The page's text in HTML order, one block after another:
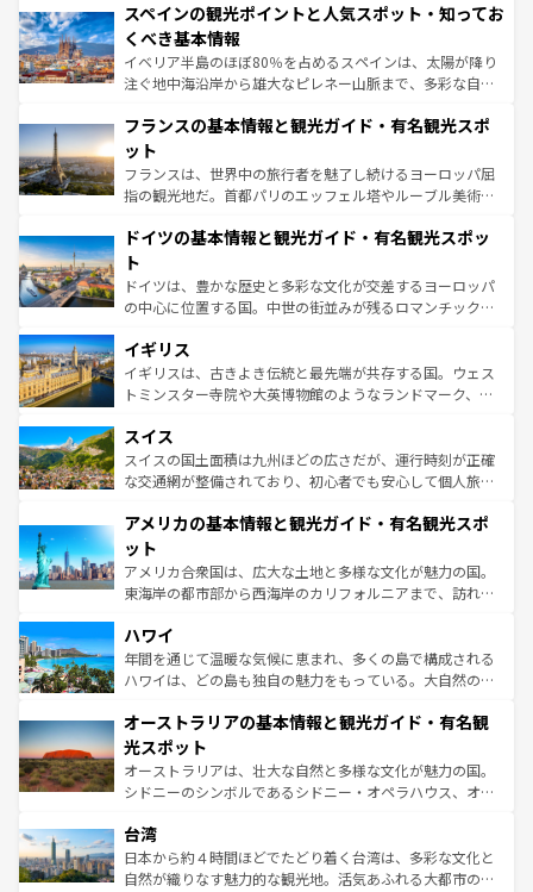
ろん、トスカーナの美しい田園風景やアマルフィ海岸の絶
景など、自然景観も見逃せない。観光の合間には、本場の
ピザやパスタなど、絶品のイタリア料理を堪能することも
できる。朝目覚めてから夜眠るまで、すべての瞬間を楽し
なお、新着のイタリア情報はコンテンツ一覧を参照してほ
しい。
スペインの観光ポイントと人気スポット・知ってお
くべき基本情報
イベリア半島のほぼ80％を占めるスペインは、太陽が降り
注ぐ地中海沿岸から雄大なピレネー山脈まで、多彩な自然
文化が根付くこの国では、情熱的なフラメンコ、熱気あふ
れる闘牛、そして美味しいタパスが生活の一部となってい
る。首都マドリードの洗練された雰囲気や、バルセロナの
アートに溢れた街角から、地方では古代ローマ遺跡や中世
せる。地方によって風土や気候が異なるスペインはその個
ンテンツ一覧 を参照してほしい。
フランスの基本情報と観光ガイド・有名観光スポ
ット
フランスは、世界中の旅行者を魅了し続けるヨーロッパ屈
指の観光地だ。首都パリのエッフェル塔やルーブル美術館
で、幅広い魅力が詰まっている。華麗な宮殿、歴史的な大
聖堂、美しいビーチ、そして豊かな自然が、訪れる者を心
から魅了する。また、フランスは美食の国としても知ら
れ、フランス料理はユネスコ無形文化遺産にも登録されて
香り高いラベンダー畑など、多彩な楽しみ方が可能だ。さ
らに、パリ以外の地域にも魅力が溢れており、どの街角に
も豊かな歴史と文化が息づいている。パリ以外の個性あふ
を参照してほしい。
ドイツの基本情報と観光ガイド・有名観光スポッ
ト
ドイツは、豊かな歴史と多彩な文化が交差するヨーロッパ
の中心に位置する国。中世の街並みが残るロマンチック街
顔を持つこの国は、どこを歩いても飽きることがない。ベ
ルリンの文化的活気、バイエルン州のアルプスの絶景、そ
してライン川沿いのワイン畑といった風景は必見。ビール
は、お酒好きな人にはぜひ体験してほしい。 なお、新着の
ドイツ情報はコンテンツ一覧を参照してほしい。
イギリス
イギリスは、古きよき伝統と最先端が共存する国。ウェス
トミンスター寺院や大英博物館のようなランドマーク、歴
リアごとに異なる魅力がある。また、優雅なアフタヌーン
ティー、ビール好きにはたまらない英国パブ、サッカー観
戦など、本場だからこそできる体験も豊富。イギリスを旅
ンツ一覧を参照してほしい。
スイス
スイスの国土面積は九州ほどの広さだが、運行時刻が正確
な交通網が整備されており、初心者でも安心して個人旅行
の建物がそのまま残る町や、スイスならではのユニークな
博物館もあり、アルプス観光だけでなく町歩きも満喫する
ことができる。国民の所得が高いため物価も高いが、旅行
者向けの交通パス提供のサービスもあり、うまく活用すれ
着のスイス情報は
アメリカの基本情報と観光ガイド・有名観光スポ
ット
アメリカ合衆国は、広大な土地と多様な文化が魅力の国。
東海岸の都市部から西海岸のカリフォルニアまで、訪れる
のような巨大都市は、観光、ショッピング、エンターテイ
ンメントが詰まった刺激的なスポットだ。一方、アメリカ
西部には大自然が広がり、グランドキャニオンやイエロー
部のニューオーリンズでは、音楽と美食が融合した独特の
文化が魅力。旅行者はアメリカの各地域で異なる魅力を楽
しみながら、その多様性と豊かな歴史を感じることができ
るだろう。車でのロードトリップや列車の旅も、アメリカ
情報は
ハワイ
年間を通じて温暖な気候に恵まれ、多くの島で構成される
ハワイは、どの島も独自の魅力をもっている。大自然の神
ワイ島は見逃せない。また、定番の観光地といえばオアフ
島だが、静かな自然を求めるならマウイ島やカウアイ島が
おすすめ。エメラルドグリーンに輝く海をはじめ、豊かな
文化や歴史が息づいている。「アロハスピリット」と呼ば
人々、おいしいローカルフードやハワイアンミュージッ
ク、伝統的なフラダンスなど、すべてがハワイの魅力を彩
っている。訪れるたびに新しい発見と感動が待っているハ
オーストラリアの基本情報と観光ガイド・有名観
光スポット
オーストラリアは、壮大な自然と多様な文化が魅力の国。
シドニーのシンボルであるシドニー・オペラハウス、オー
リアリーフや大陸中央部にそびえるウルル（エアーズロッ
ク）、タスマニアの美しい原生林やケアンズの熱帯雨林な
ど、見どころがたくさん。また、カフェやワイン、オージ
台湾
日本から約４時間ほどでたどり着く台湾は、多彩な文化と
自然が織りなす魅力的な観光地。活気あふれる大都市の台